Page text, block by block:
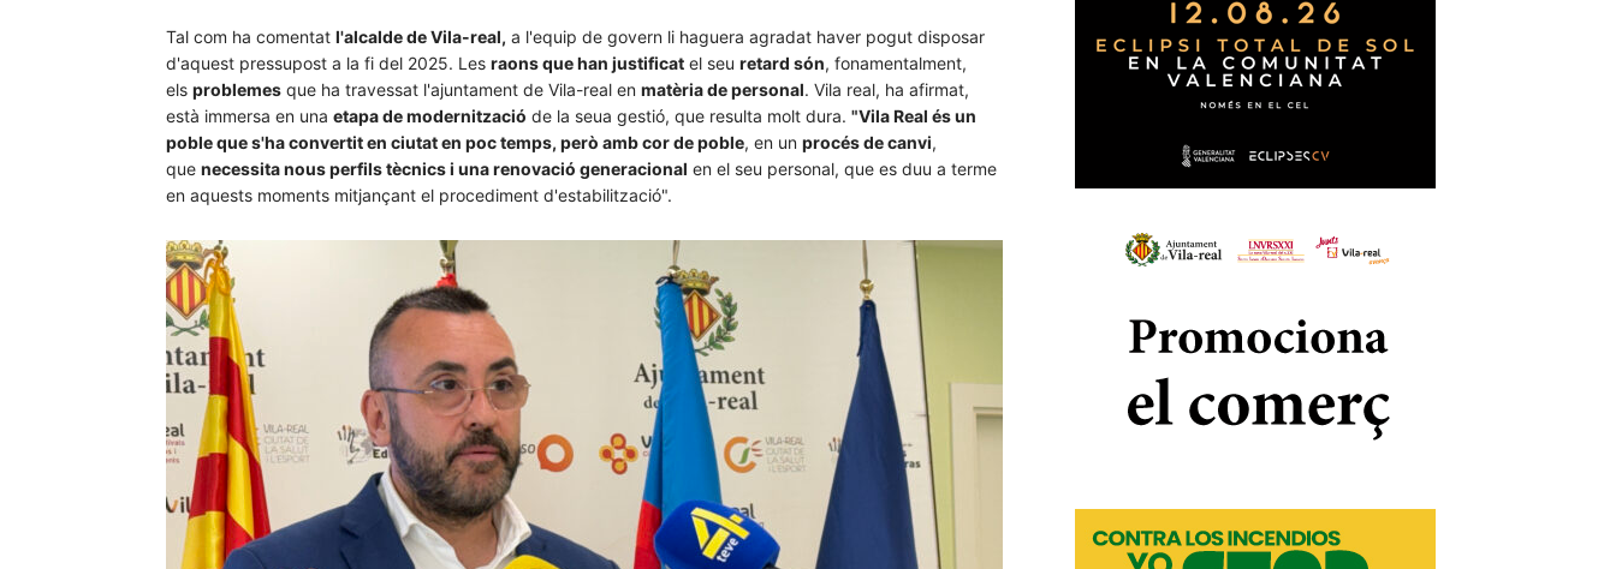
Tal com ha comentat l'alcalde de Vila-real, a l'equip de govern li haguera agradat haver pogut disposar
d'aquest pressupost a la fi del 2025. Les raons que han justificat el seu retard són, fonamentalment,
els problemes que ha travessat l'ajuntament de Vila-real en matèria de personal. Vila real, ha afirmat,
està immersa en una etapa de modernització de la seua gestió, que resulta molt dura. "Vila Real és un
poble que s'ha convertit en ciutat en poc temps, però amb cor de poble, en un procés de canvi,
que necessita nous perfils tècnics i una renovació generacional en el seu personal, que es duu a terme
en aquests moments mitjançant el procediment d'estabilització".